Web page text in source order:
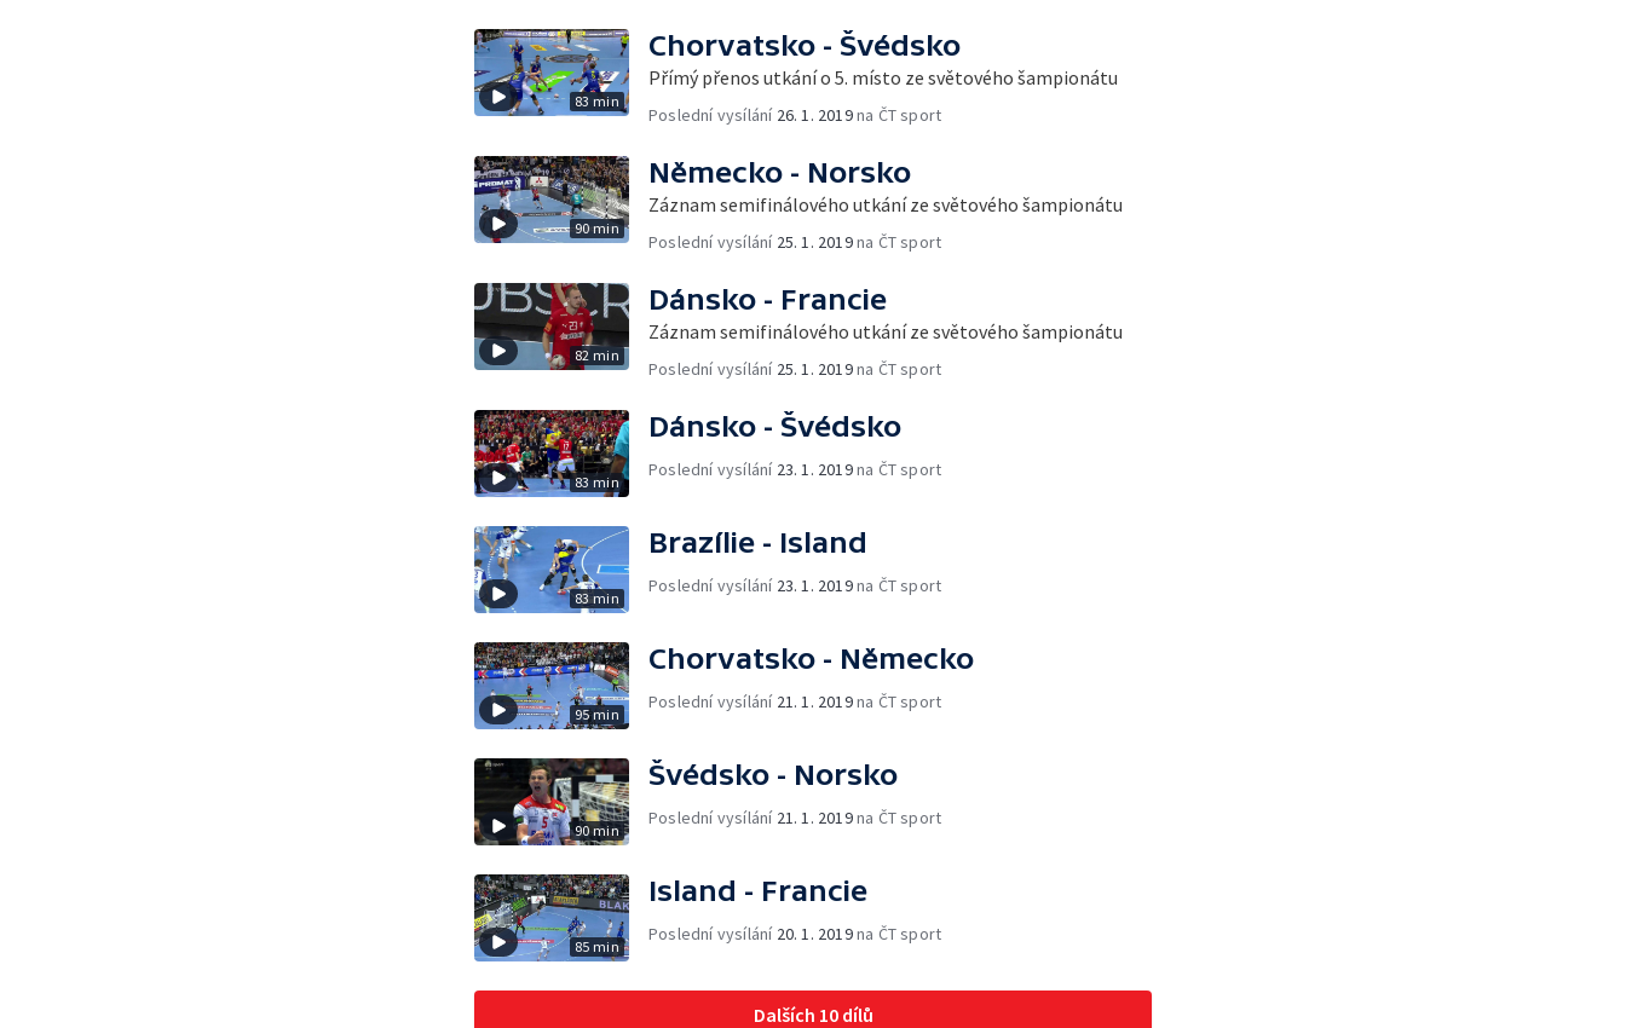
83 min
Chorvatsko - Švédsko
Přímý přenos utkání o 5. místo ze světového šampionátu
Poslední vysílání 26. 1. 2019na ČT sport
90 min
Německo - Norsko
Záznam semifinálového utkání ze světového šampionátu
Poslední vysílání 25. 1. 2019na ČT sport
82 min
Dánsko - Francie
Záznam semifinálového utkání ze světového šampionátu
Poslední vysílání 25. 1. 2019na ČT sport
83 min
Dánsko - Švédsko
Poslední vysílání 23. 1. 2019na ČT sport
83 min
Brazílie - Island
Poslední vysílání 23. 1. 2019na ČT sport
95 min
Chorvatsko - Německo
Poslední vysílání 21. 1. 2019na ČT sport
90 min
Švédsko - Norsko
Poslední vysílání 21. 1. 2019na ČT sport
85 min
Island - Francie
Poslední vysílání 20. 1. 2019na ČT sport
Dalších 10 dílů